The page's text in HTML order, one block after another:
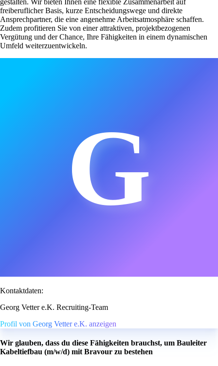
freiberuflicher Basis, kurze Entscheidungswege und direkte
Ansprechpartner, die eine angenehme Arbeitsatmosphäre schaffen.
Zudem profitieren Sie von einer attraktiven, projektbezogenen
Vergütung und der Chance, Ihre Fähigkeiten in einem dynamischen
Umfeld weiterzuentwickeln.
G
Kontaktdaten:
Georg Vetter e.K. Recruiting-Team
Profil von Georg Vetter e.K. anzeigen
Wir glauben, dass du diese Fähigkeiten brauchst, um Bauleiter
Kabeltiefbau (m/w/d) mit Bravour zu bestehen